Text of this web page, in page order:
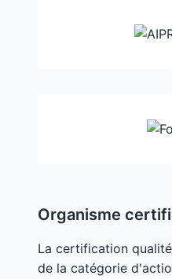
Organisme
La certification
de la catégorie